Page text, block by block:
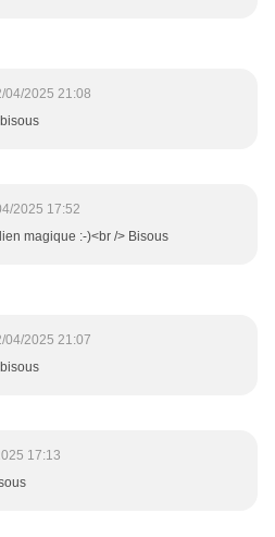
04/2025 21:08
2025 17:52
magique :-)<br /> Bisous
04/2025 21:07
17:13